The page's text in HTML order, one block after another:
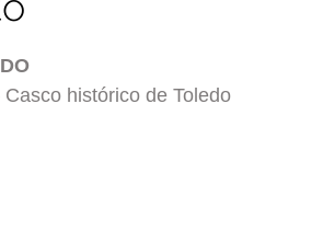
histórico de Toledo